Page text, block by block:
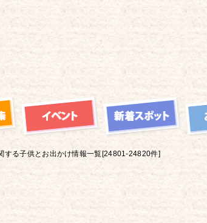
する子供とお出かけ情報一覧[24801-24820件]